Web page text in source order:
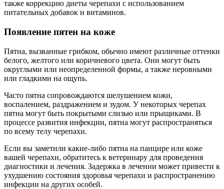
также коррекцию диеты черепахи с использованием
питательных добавок и витаминов.
Появление пятен на коже
Пятна, вызванные грибком, обычно имеют различные оттенки
белого, желтого или коричневого цвета. Они могут быть
округлыми или неопределенной формы, а также неровными
или гладкими на ощупь.
Часто пятна сопровождаются шелушением кожи,
воспалением, раздражением и зудом. У некоторых черепах
пятна могут быть покрытыми слизью или прыщиками. В
процессе развития инфекции, пятна могут распространяться
по всему телу черепахи.
Если вы заметили какие-либо пятна на панцире или коже
вашей черепахи, обратитесь к ветеринару для проведения
диагностики и лечения. Задержка в лечении может привести к
ухудшению состояния здоровья черепахи и распространению
инфекции на других особей.